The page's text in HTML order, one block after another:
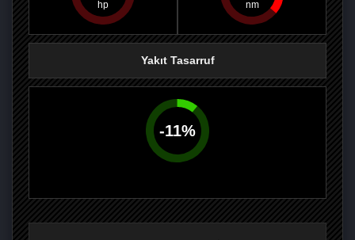
PAYLAŞPAYLAŞPLUS'TA
Yakıt Tasarruf
-11%